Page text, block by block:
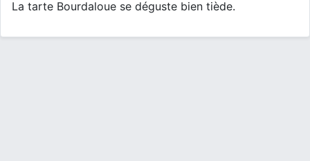
La tarte Bourdaloue se déguste bien tiède.